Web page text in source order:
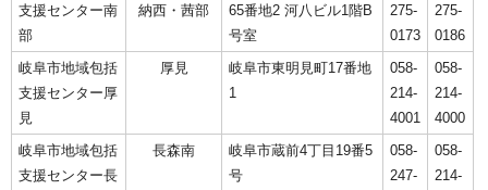
支援センター南
部
納西・茜部
65番地2 河八ビル1階B
号室
275-
0173
275-
0186
岐阜市地域包括
支援センター厚
見
厚見
岐阜市東明見町17番地
1
058-
214-
4001
058-
214-
4000
岐阜市地域包括
支援センター長
長森南
岐阜市蔵前4丁目19番5
号
058-
247-
058-
214-